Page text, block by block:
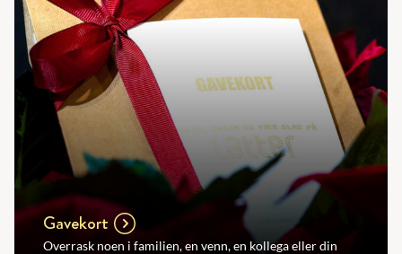
Gavekort
Overrask noen i familien, en venn, en kollega eller din